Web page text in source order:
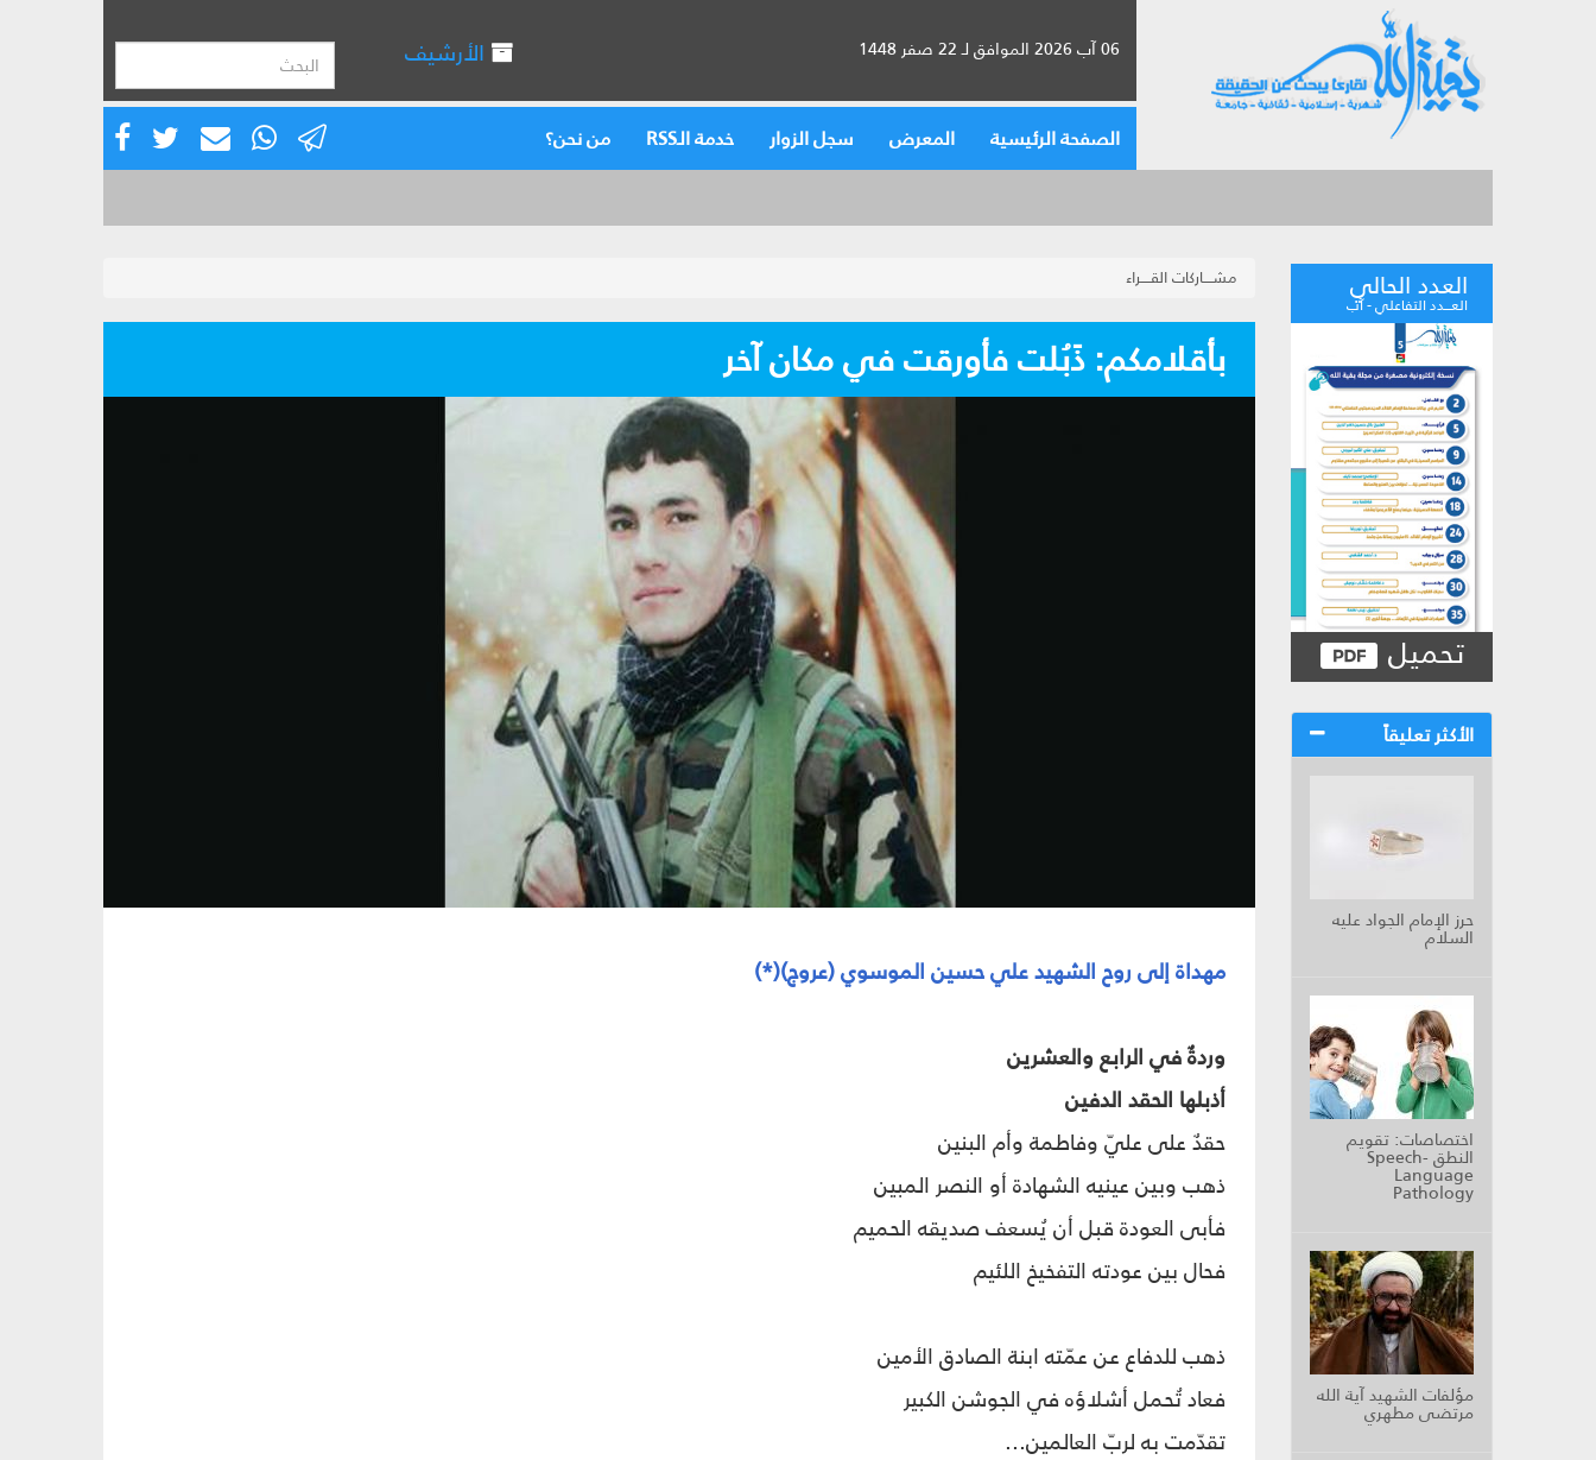
06 آب 2026 الموافق لـ 22 صفر 1448 الأرشيف
الصفحة الرئيسية المعرض سجل الزوار خدمة الـRSS من نحن؟
العدد الحالي
العـــدد التفاعلي - آب
تحميل
الأكثر تعليقاً
حرز الإمام الجواد عليه
السلام
اختصاصات: تقويم
النطق Speech-
Language
Pathology
مؤلفات الشهيد آية الله
مرتضى مطهري
مشــــاركات القــــراء
بأقلامكم: ذَبُلت فأورقت في مكان آخر
مهداة إلى روح الشهيد علي حسين الموسوي (عروج)(*)
وردةٌ في الرابع والعشرين
أذبلها الحقد الدفين
حقدٌ على عليّ وفاطمة وأم البنين
ذهب وبين عينيه الشهادة أو النصر المبين
فأبى العودة قبل أن يُسعف صديقه الحميم
فحال بين عودته التفخيخ اللئيم
ذهب للدفاع عن عمّته ابنة الصادق الأمين
فعاد تُحمل أشلاؤه في الجوشن الكبير
تقدّمت به لربّ العالمين...